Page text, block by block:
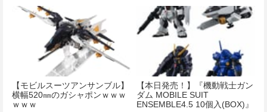
【モビルスーツアンサンブル】
横幅520㎜のガシャポンｗｗｗ
ｗｗｗ
【本日発売！】『機動戦士ガン
ダム MOBILE SUIT
ENSEMBLE4.5 10個入(BOX)』